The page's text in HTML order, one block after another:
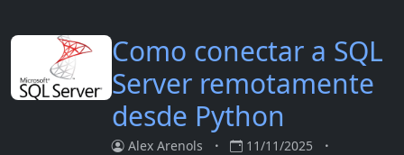
Como conectar a SQL
Server remotamente
desde Python
Alex Arenols 11/11/2025